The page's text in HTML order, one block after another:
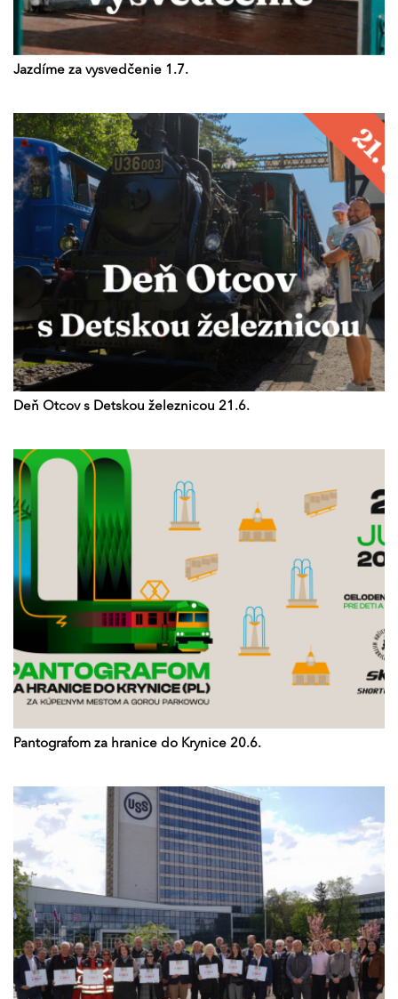
Jazdíme za vysvedčenie 1.7.
Deň Otcov s Detskou železnicou 21.6.
Pantografom za hranice do Krynice 20.6.